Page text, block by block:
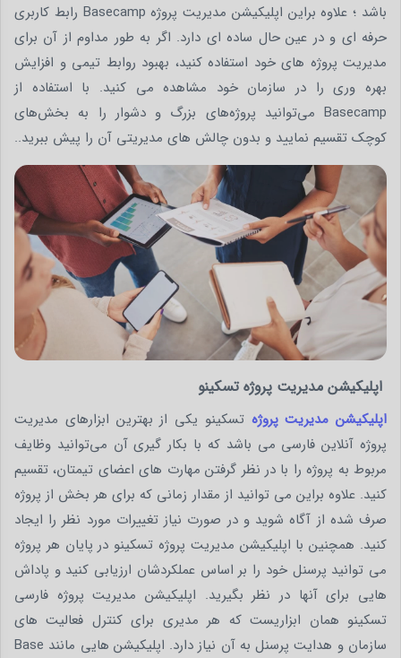
باشد ؛ علاوه براین اپلیکیشن مدیریت پروژه Basecamp رابط کاربری
حرفه ای و در عین حال ساده ای دارد. اگر به ‌طور مداوم از آن برای
مدیریت پروژه های خود استفاده کنید، بهبود روابط تیمی و افزایش
بهره وری را در سازمان خود مشاهده می کنید. با استفاده از
Basecamp می‌توانید پروژه‌های بزرگ و دشوار را به بخش‌های
کوچک تقسیم نمایید و بدون چالش های مدیریتی آن را پیش ببرید..
اپلیکیشن مدیریت پروژه تسکینو
اپلیکیشن مدیریت پروژه تسکینو یکی از بهترین ابزارهای مدیریت
پروژه آنلاین فارسی می باشد که با بکار گیری آن می‌توانید وظایف
مربوط به پروژه را با در نظر گرفتن مهارت های اعضای تیمتان، تقسیم
کنید. علاوه براین می توانید از مقدار زمانی که برای هر بخش از پروژه
صرف شده از آگاه شوید و در صورت نیاز تغییرات مورد نظر را ایجاد
کنید. همچنین با اپلیکیشن مدیریت پروژه تسکینو در پایان هر پروژه
می توانید پرسنل خود را بر اساس عملکردشان ارزیابی کنید و پاداش
هایی برای آنها در نظر بگیرید. اپلیکیشن مدیریت پروژه فارسی
تسکینو همان ابزاریست که هر مدیری برای کنترل فعالیت های
سازمان و هدایت پرسنل به آن نیاز دارد. اپلیکیشن هایی مانند Base